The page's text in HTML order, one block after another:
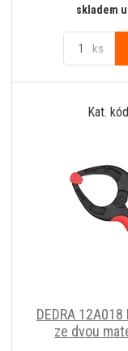
skladem
ks
Kat.
DEDRA
ze dvou